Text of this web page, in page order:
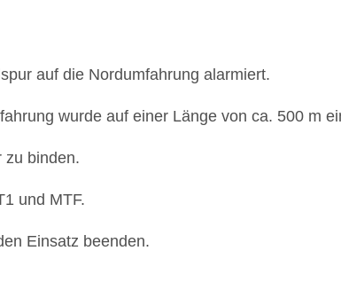
auf die Nordumfahrung alarmiert.
wurde auf einer Länge von ca. 500 m
zu binden.
und MTF.
Einsatz beenden.